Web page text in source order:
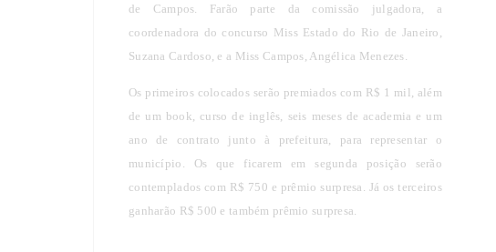
de Campos. Farão parte da comissão julgadora, a
coordenadora do concurso Miss Estado do Rio de Janeiro,
Suzana Cardoso, e a Miss Campos, Angélica Menezes.
Os primeiros colocados serão premiados com R$ 1 mil, além
de um book, curso de inglês, seis meses de academia e um
ano de contrato junto à prefeitura, para representar o
município. Os que ficarem em segunda posição serão
contemplados com R$ 750 e prêmio surpresa. Já os terceiros
ganharão R$ 500 e também prêmio surpresa.